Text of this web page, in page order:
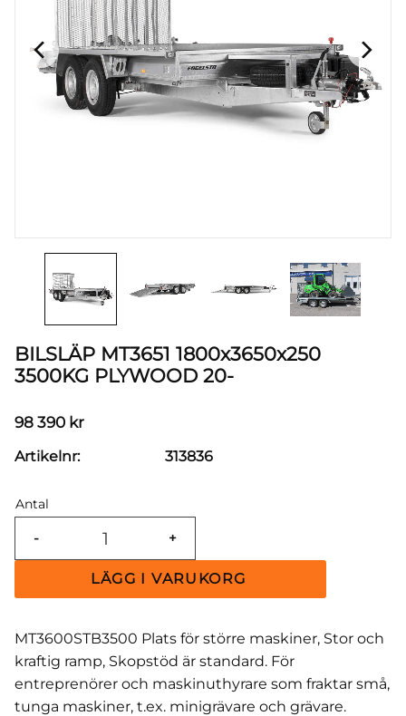
BILSLÄP MT3651 1800x3650x250
3500KG PLYWOOD 20-
98 390 kr
Antal
+
-
Artikelnr 313836
MT3600STB3500 Plats för större maskiner, Stor och
kraftig ramp, Skopstöd är standard. För
entreprenörer och maskinuthyrare som fraktar små,
tunga maskiner, t.ex. minigrävare och grävare.